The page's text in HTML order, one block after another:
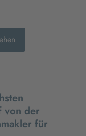
von der
für